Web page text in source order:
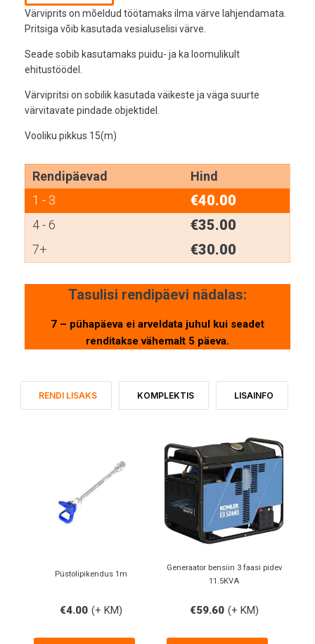
Värviprits on mõeldud töötamaks ilma värve lahjendamata.
Pritsiga võib kasutada vesialuselisi värve.
Seade sobib kasutamaks puidu- ja ka loomulikult
ehitustöödel.
Värvipritsi on sobilik kasutada väikeste ja väga suurte
värvitavate pindade objektidel.
Vooliku pikkus 15(m)
Rendipäevad
Hind
1 - 3
€40.00
4 - 6 €35.00
7+ €30.00
Tasulisi rendipäevi nädalas:
7 – pühapäeva ei arveldata juhul kui seadet
renditakse vähemalt 5 päeva.
RENDI LISAKS KOMPLEKTIS LISAINFO
Püstolipikendus 1m
€4.00 (+ KM)
Generaator bensiin 3 faasi pidev
11.5KVA
€59.60 (+ KM)